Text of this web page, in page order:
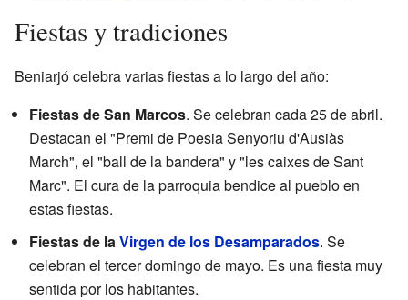
Fiestas y tradiciones
Beniarjó celebra varias fiestas a lo largo del año:
Fiestas de San Marcos. Se celebran cada 25 de abril.
Destacan el "Premi de Poesia Senyoriu d'Ausiàs
March", el "ball de la bandera" y "les caixes de Sant
Marc". El cura de la parroquia bendice al pueblo en
estas fiestas.
Fiestas de la Virgen de los Desamparados. Se
celebran el tercer domingo de mayo. Es una fiesta muy
sentida por los habitantes.